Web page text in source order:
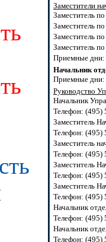
Заместители
Заместитель
Заместитель
Заместитель
Заместитель
Приемные дни:
Начальник
Приемные дни:
Руководство
Начальник
Телефон: (495)
Заместитель
Телефон: (495)
Заместитель
Телефон: (495)
Заместитель
Телефон: (495)
Заместитель
Телефон: (495)
Начальник
Телефон: (495)
Начальник
Телефон: (495)